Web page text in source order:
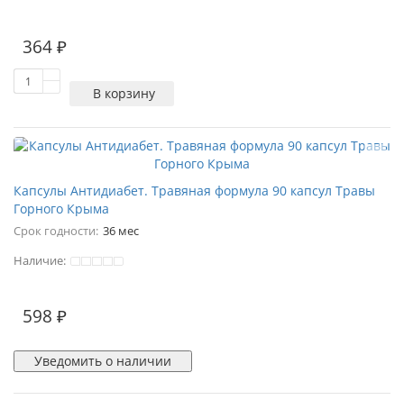
364 ₽
В корзину
Капсулы Антидиабет. Травяная формула 90 капсул Травы
Горного Крыма
Срок годности: 36 мес
Наличие:
598 ₽
Уведомить о наличии